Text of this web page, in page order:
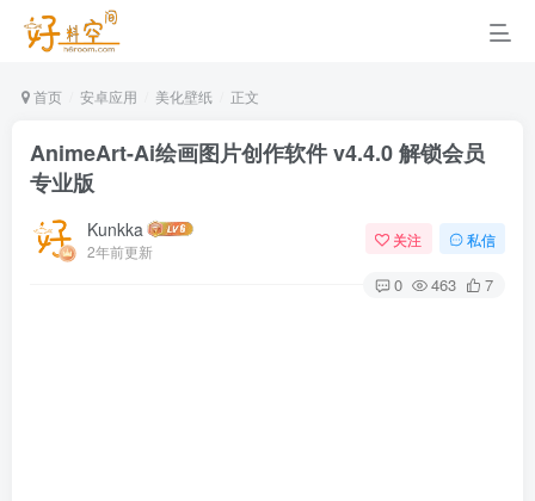
首页 安卓应用 美化壁纸 正文
AnimeArt-Ai绘画图片创作软件 v4.4.0 解锁会员
专业版
Kunkka
2年前更新
关注 私信
0 463 7